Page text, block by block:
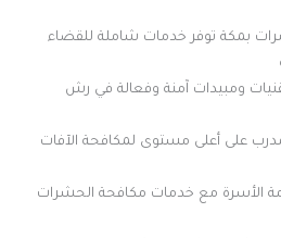
بمكة توفر خدمات شاملة للقضاء
ومبيدات آمنة وفعالة في رش
على أعلى مستوى لمكافحة الآفات
الأسرة مع خدمات مكافحة الحشرات